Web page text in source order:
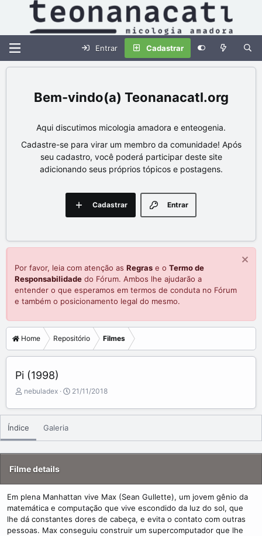
Entrar Cadastrar
Teonanacatl.org
Aqui discutimos micologia amadora e enteogenia.
Cadastre-se para virar um membro da comunidade! Após
seu cadastro, você poderá participar deste site
adicionando seus próprios tópicos e postagens.
Entrar
Cadastrar
Por favor, leia com atenção as Regras e o Termo de
Responsabilidade do Fórum. Ambos lhe ajudarão a
entender o que esperamos em termos de conduta no Fórum
e também o posicionamento legal do mesmo.
Home Repositório Filmes
Pi (1998)
A
d
d
b
y
nebuladex
C
e
e
d
e
21/11/2018
Índice Galeria
Filme details
Em plena Manhattan vive Max (Sean Gullette), um jovem gênio da
matemática e computação que vive escondido da luz do sol, que
lhe dá constantes dores de cabeça, e evita o contato com outras
pessoas. Max conseguiu construir um supercomputador que lhe